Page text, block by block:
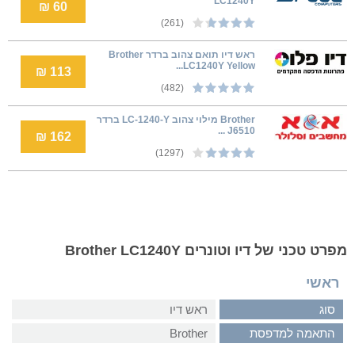
(261)
60 ₪
ראש דיו תואם צהוב ברדר Brother
LC1240Y Yellow...
(482)
113 ₪
Brother מילוי צהוב LC-1240-Y ברדר
J6510 ...
(1297)
162 ₪
מפרט טכני של דיו וטונרים Brother LC1240Y
ראשי
סוג
ראש דיו
התאמה למדפסת
Brother